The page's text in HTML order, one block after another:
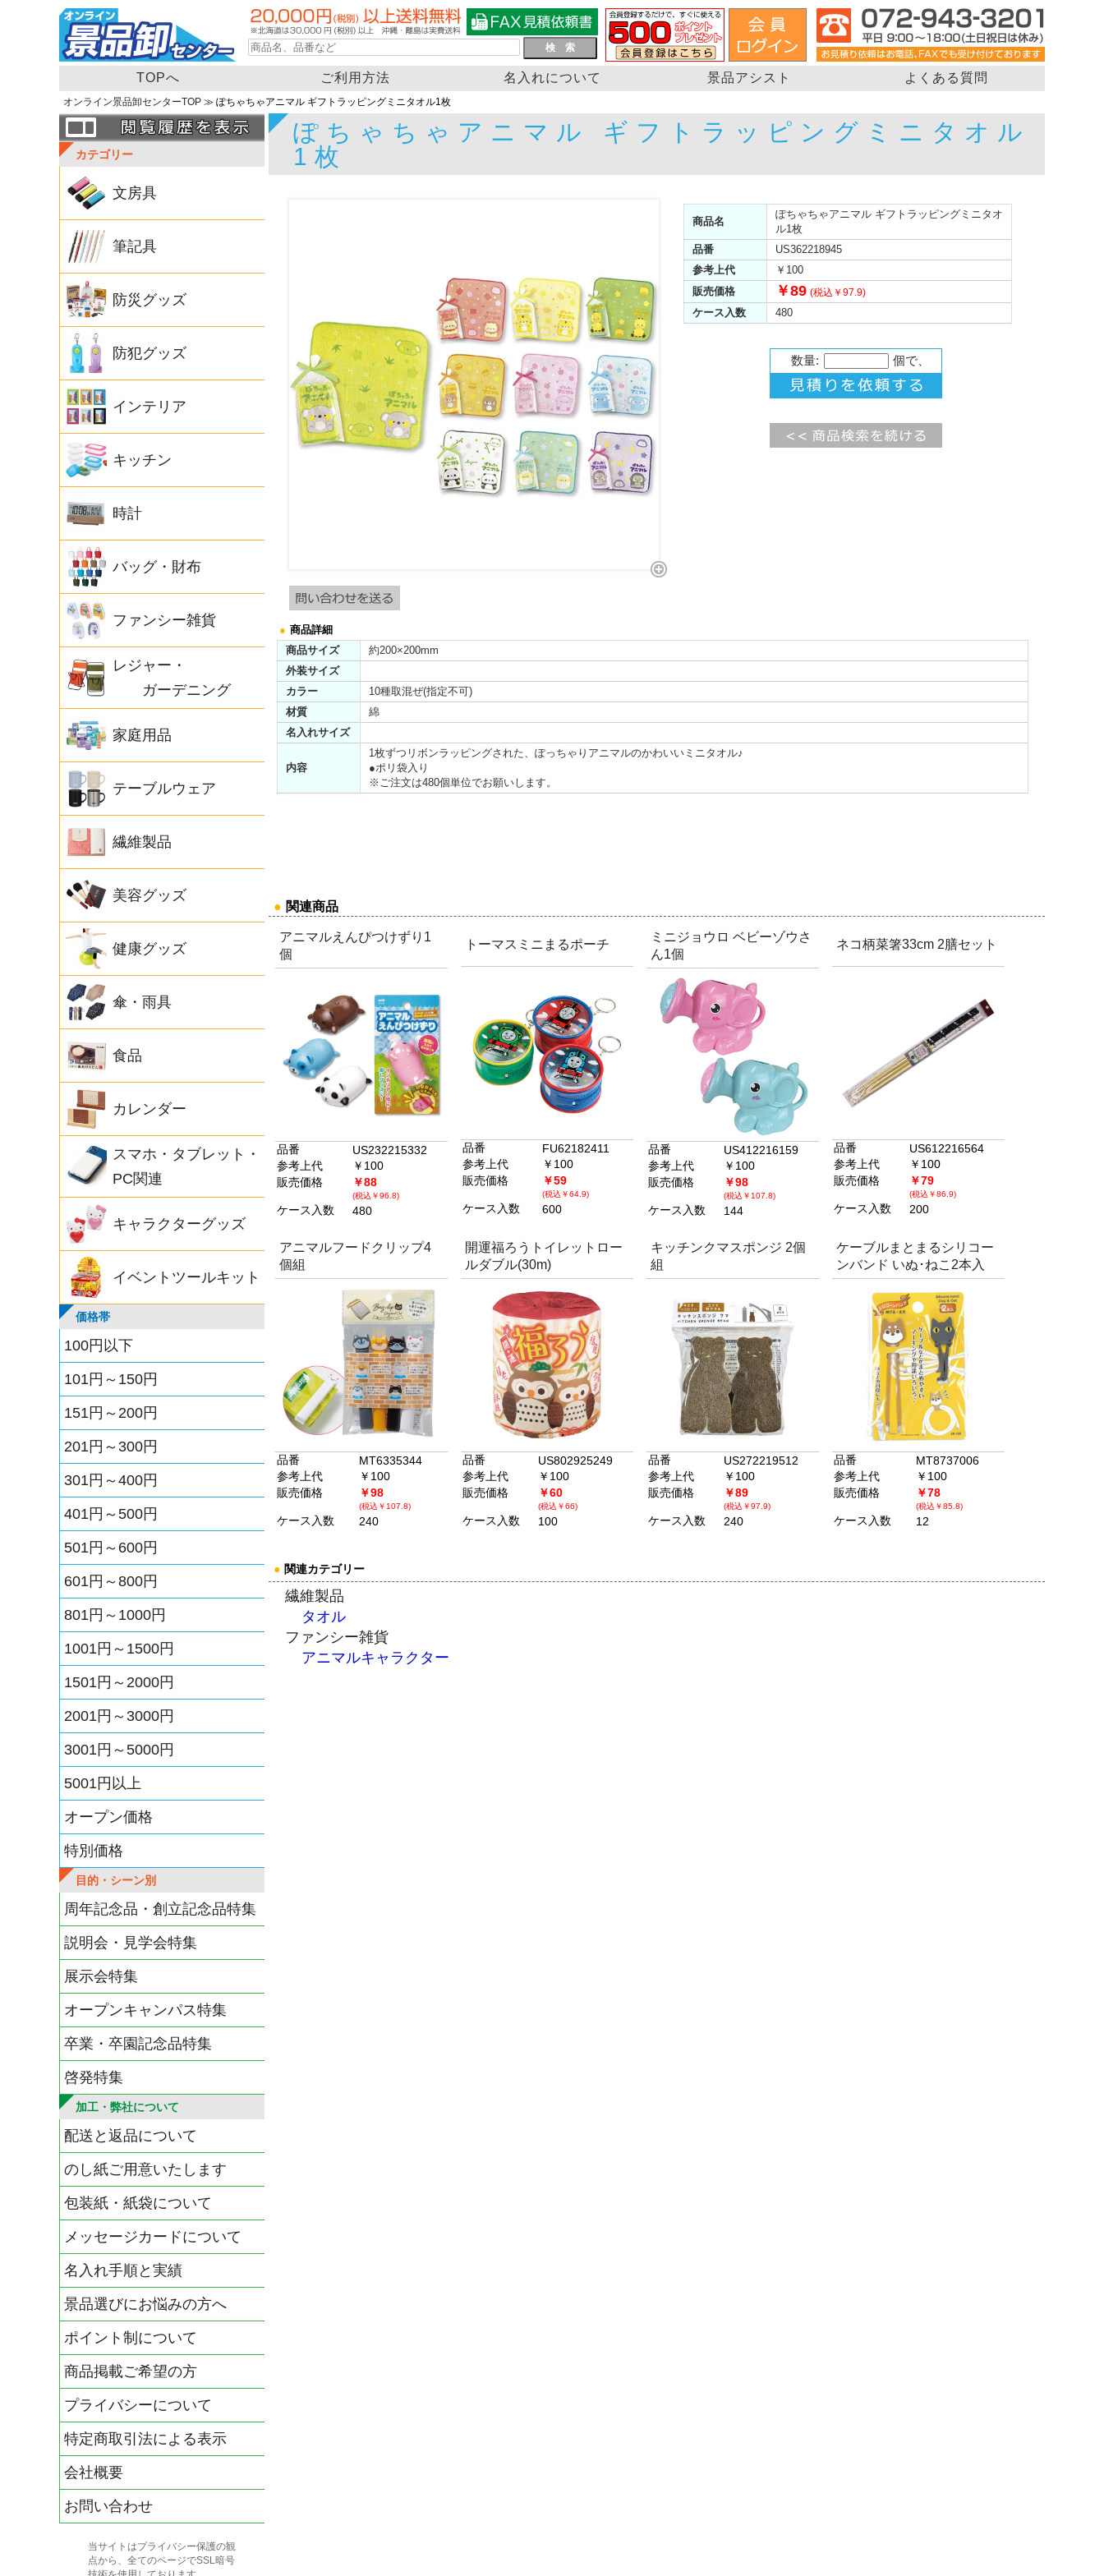
TOPへ ご利用方法 名入れについて 景品アシスト よくある質問
オンライン景品卸センターTOP ≫ ぽちゃちゃアニマル ギフトラッピングミニタオル1枚
カテゴリー
文房具
筆記具
防災グッズ
防犯グッズ
インテリア
キッチン
時計
バッグ・財布
ファンシー雑貨
レジャー・
ガーデニング
家庭用品
テーブルウェア
繊維製品
美容グッズ
健康グッズ
傘・雨具
食品
カレンダー
スマホ・タブレット・
PC関連
キャラクターグッズ
イベントツールキット
価格帯
100円以下
101円～150円
151円～200円
201円～300円
301円～400円
401円～500円
501円～600円
601円～800円
801円～1000円
1001円～1500円
1501円～2000円
2001円～3000円
3001円～5000円
5001円以上
オープン価格
特別価格
目的・シーン別
周年記念品・創立記念品特集
説明会・見学会特集
展示会特集
オープンキャンパス特集
卒業・卒園記念品特集
啓発特集
加工・弊社について
配送と返品について
のし紙ご用意いたします
包装紙・紙袋について
メッセージカードについて
名入れ手順と実績
景品選びにお悩みの方へ
ポイント制について
商品掲載ご希望の方
プライバシーについて
特定商取引法による表示
会社概要
お問い合わせ
当サイトはプライバシー保護の観
点から、全てのページでSSL暗号
ぽちゃちゃアニマル ギフトラッピングミニタオル
1枚
商品名
ぽちゃちゃアニマル ギフトラッピングミニタオ
ル1枚
品番
US362218945
参考上代
￥100
販売価格
￥89 (税込￥97.9)
ケース入数 480
数量: 個で、
● 商品詳細
商品サイズ
約200×200mm
外装サイズ
カラー
10種取混ぜ(指定不可)
材質
綿
名入れサイズ
内容
1枚ずつリボンラッピングされた、ぽっちゃりアニマルのかわいいミニタオル♪
●ポリ袋入り
※ご注文は480個単位でお願いします。
● 関連商品
アニマルえんぴつけずり1
個
品番
US232215332
参考上代
￥100
販売価格
￥88
(税込￥96.8)
ケース入数 480
トーマスミニまるポーチ
品番
FU62182411
参考上代
￥100
販売価格
￥59
(税込￥64.9)
ケース入数 600
ミニジョウロ ベビーゾウさ
ん1個
品番
US412216159
参考上代
￥100
販売価格
￥98
(税込￥107.8)
ケース入数 144
ネコ柄菜箸33cm 2膳セット
品番
US612216564
参考上代
￥100
販売価格
￥79
(税込￥86.9)
ケース入数 200
アニマルフードクリップ4
個組
品番
MT6335344
参考上代
￥100
販売価格
￥98
(税込￥107.8)
ケース入数 240
開運福ろうトイレットロー
ルダブル(30m)
品番
US802925249
参考上代
￥100
販売価格
￥60
(税込￥66)
ケース入数 100
キッチンクマスポンジ 2個
組
品番
US272219512
参考上代
￥100
販売価格
￥89
(税込￥97.9)
ケース入数 240
ケーブルまとまるシリコー
ンバンド いぬ･ねこ2本入
品番
MT8737006
参考上代
￥100
販売価格
￥78
(税込￥85.8)
ケース入数 12
● 関連カテゴリー
繊維製品
タオル
ファンシー雑貨
アニマルキャラクター